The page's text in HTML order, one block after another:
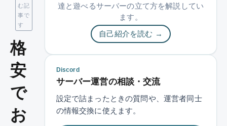
む記
事で
す
格
安
で
お
達と遊べるサーバーの立て方を解説してい
ます。
自己紹介を読む →
Discord
サーバー運営の相談・交流
設定で詰まったときの質問や、運営者同士
の情報交換に使えます。